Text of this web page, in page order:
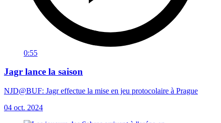
0:55
Jagr lance la saison
NJD@BUF: Jagr effectue la mise en jeu protocolaire à Prague
04 oct. 2024